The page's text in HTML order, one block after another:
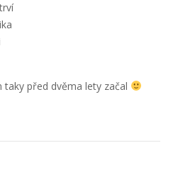
před dvěma lety začal